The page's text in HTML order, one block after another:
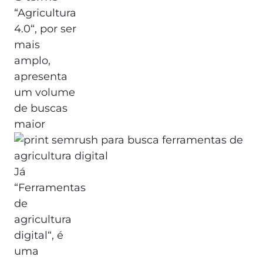
“Agricultura
4.0“, por ser
mais
amplo,
apresenta
um volume
de buscas
maior
Já
“Ferramentas
de
agricultura
digital“, é
uma